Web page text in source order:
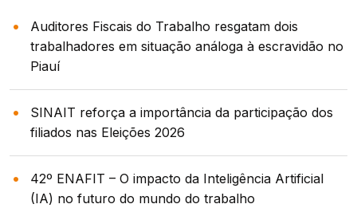
Auditores Fiscais do Trabalho resgatam dois
trabalhadores em situação análoga à escravidão no
Piauí
SINAIT reforça a importância da participação dos
filiados nas Eleições 2026
42º ENAFIT – O impacto da Inteligência Artificial
(IA) no futuro do mundo do trabalho